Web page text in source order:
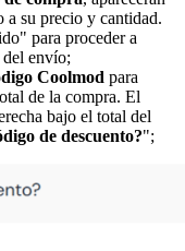
a su precio y cantidad.
para proceder a
envío;
Coolmod para
de la compra. El
bajo el total del
de descuento?";